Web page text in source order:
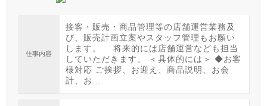
仕事内容
接客・販売・商品管理等の店舗運営業務及
び、販売計画立案やスタッフ管理もお願い
します。 将来的には店舗運営なども担当
していただきます。 ＜具体的には＞ ◆お客
様対応 ご挨拶、お迎え、商品説明、お会
計、お...